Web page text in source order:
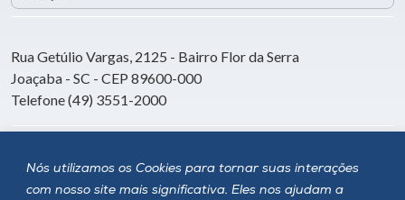
Nós utilizamos os Cookies para tornar suas interações
com nosso site mais significativa. Eles nos ajudam a
Rua Getúlio Vargas, 2125 - Bairro Flor da Serra
Joaçaba - SC - CEP 89600-000
Telefone (49) 3551-2000
Siga a Unoesc